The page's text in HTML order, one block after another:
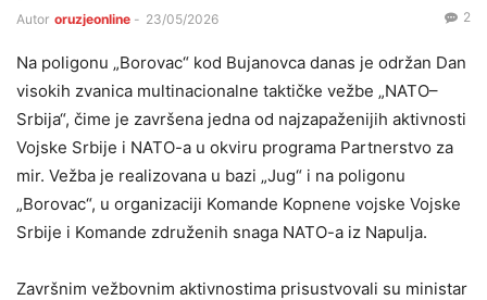
Autor oruzjeonline - 23/05/2026 2
Na poligonu „Borovac“ kod Bujanovca danas je održan Dan
visokih zvanica multinacionalne taktičke vežbe „NATO–
Srbija“, čime je završena jedna od najzapaženijih aktivnosti
Vojske Srbije i NATO-a u okviru programa Partnerstvo za
mir. Vežba je realizovana u bazi „Jug“ i na poligonu
„Borovac“, u organizaciji Komande Kopnene vojske Vojske
Srbije i Komande združenih snaga NATO-a iz Napulja.
Završnim vežbovnim aktivnostima prisustvovali su ministar